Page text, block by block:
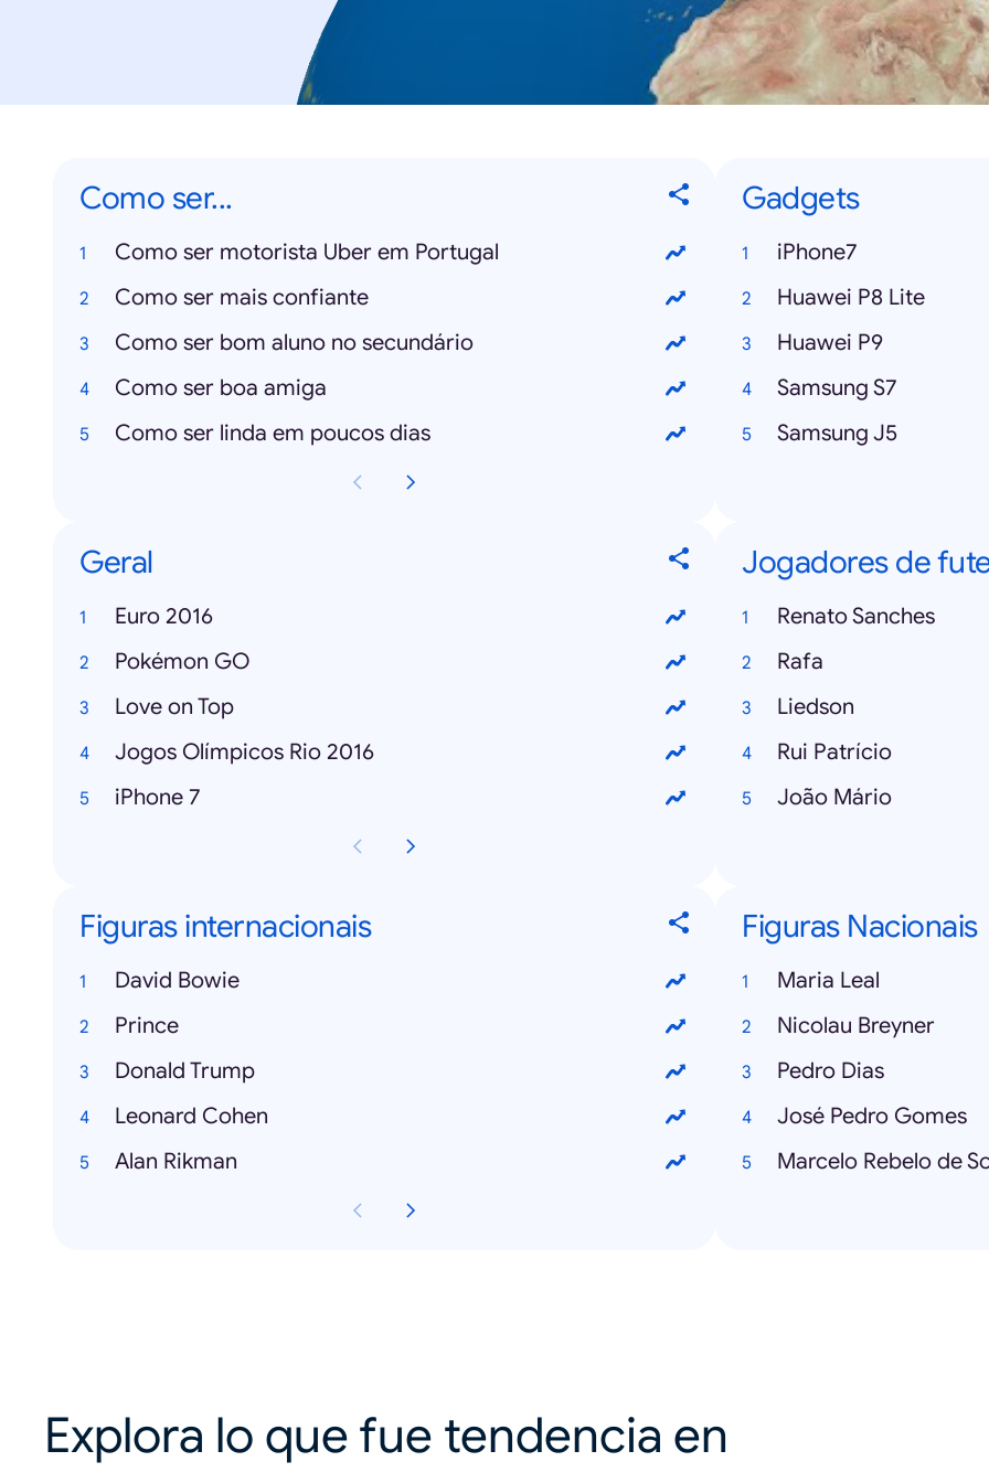
Como ser...
Como ser motorista Uber em Portugal
Como ser mais confiante
Como ser bom aluno no secundário
Como ser boa amiga
Como ser linda em poucos dias
Gadgets
iPhone7
Huawei P8 Lite
Huawei P9
Samsung S7
Samsung J5
Geral
Euro 2016
Pokémon GO
Love on Top
Jogos Olímpicos Rio 2016
iPhone 7
Jogadores de
Renato Sanches
Rafa
Liedson
Rui Patrício
João Mário
Figuras internacionais
David Bowie
Prince
Donald Trump
Leonard Cohen
Alan Rikman
Figuras Nacionais
Maria Leal
Nicolau Breyner
Pedro Dias
José Pedro Gomes
Marcelo Rebelo de
Explora lo que fue tendencia en